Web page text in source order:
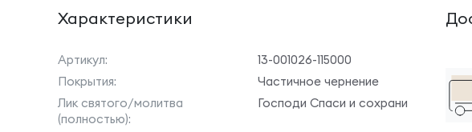
Характеристики
Артикул:
13-001026-115000
Покрытия:
Частичное чернение
Лик святого/молитва
(полностью):
Господи Спаси и сохрани